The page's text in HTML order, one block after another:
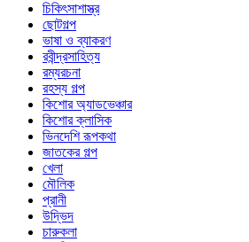
চিকিৎসাশাস্ত্র
ছোটগল্প
ভাষা ও ব্যাকরণ
রবীন্দ্রসাহিত্য
রম্যরচনা
রহস্য গল্প
কিশোর অ্যাডভেঞ্চার
কিশোর ক্লাসিক
ভিনদেশি রূপকথা
জাতকের গল্প
খেলা
মৌলিক
প্রানী
উদ্ভিদ
চারুকলা